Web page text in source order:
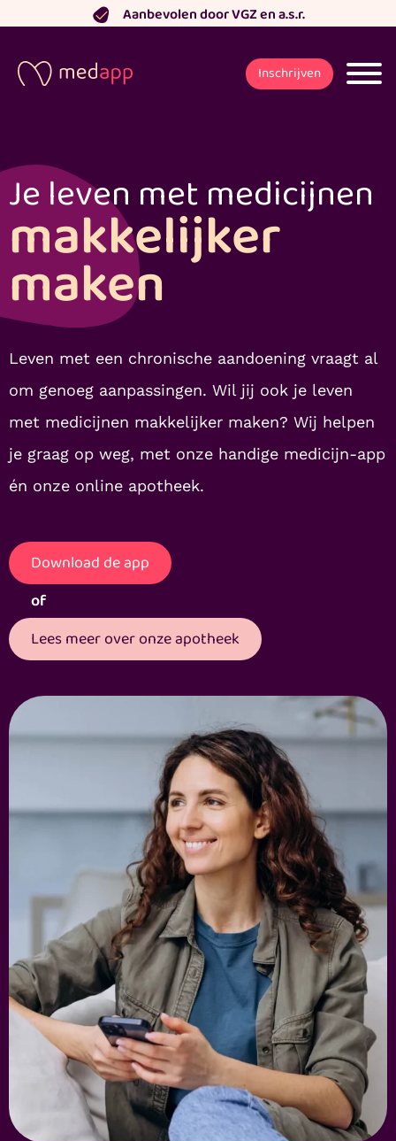
naar
inhoud
Aanbevolen door VGZ en a.s.r.
Inschrijven
Je leven met medicijnen
makkelijker
maken
Leven met een chronische aandoening vraagt al
om genoeg aanpassingen. Wil jij ook je leven
met medicijnen makkelijker maken? Wij helpen
je graag op weg, met onze handige medicijn-app
én onze online apotheek.
Download de app
of
Lees meer over onze apotheek